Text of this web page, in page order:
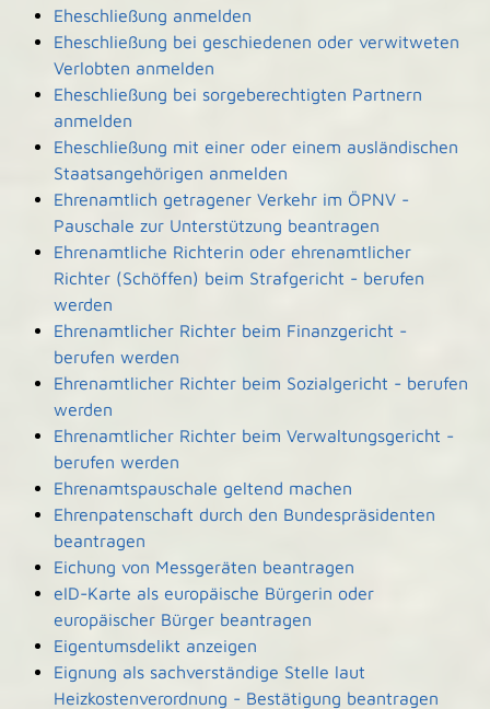
Eheschließung anmelden
Eheschließung bei geschiedenen oder verwitweten
Verlobten anmelden
Eheschließung bei sorgeberechtigten Partnern
anmelden
Eheschließung mit einer oder einem ausländischen
Staatsangehörigen anmelden
Ehrenamtlich getragener Verkehr im ÖPNV -
Pauschale zur Unterstützung beantragen
Ehrenamtliche Richterin oder ehrenamtlicher
Richter (Schöffen) beim Strafgericht - berufen
werden
Ehrenamtlicher Richter beim Finanzgericht -
berufen werden
Ehrenamtlicher Richter beim Sozialgericht - berufen
werden
Ehrenamtlicher Richter beim Verwaltungsgericht -
berufen werden
Ehrenamtspauschale geltend machen
Ehrenpatenschaft durch den Bundespräsidenten
beantragen
Eichung von Messgeräten beantragen
eID-Karte als europäische Bürgerin oder
europäischer Bürger beantragen
Eigentumsdelikt anzeigen
Eignung als sachverständige Stelle laut
Heizkostenverordnung - Bestätigung beantragen